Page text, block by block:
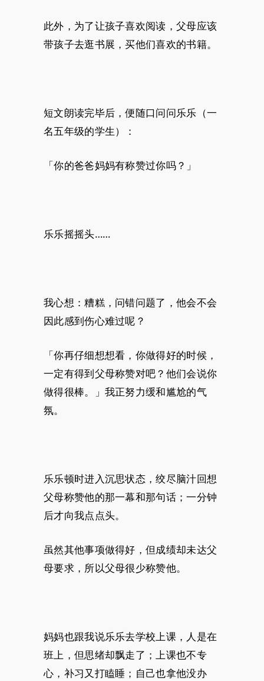
此外，为了让孩子喜欢阅读，父母应该
带孩子去逛书展，买他们喜欢的书籍。
短文朗读完毕后，便随口问问乐乐（一
名五年级的学生）：
「你的爸爸妈妈有称赞过你吗？」
乐乐摇摇头……
我心想：糟糕，问错问题了，他会不会
因此感到伤心难过呢？
「你再仔细想想看，你做得好的时候，
一定有得到父母称赞对吧？他们会说你
做得很棒。」我正努力缓和尴尬的气
氛。
乐乐顿时进入沉思状态，绞尽脑汁回想
父母称赞他的那一幕和那句话；一分钟
后才向我点点头。
虽然其他事项做得好，但成绩却未达父
母要求，所以父母很少称赞他。
妈妈也跟我说乐乐去学校上课，人是在
班上，但思绪却飘走了；上课也不专
心，补习又打瞌睡；自己也拿他没办